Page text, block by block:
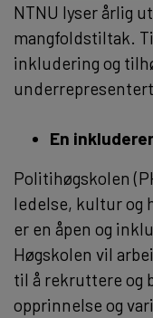
NTNU lyser årlig
mangfoldstiltak.
inkludering og
En
Politihøgskolen
ledelse, kultur og
er en åpen og
Høgskolen vil
til å rekruttere og
opprinnelse og